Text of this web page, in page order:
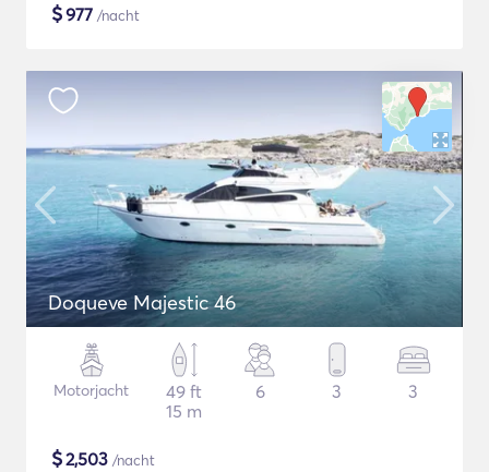
$977 /nacht
Doqueve Majestic 46
Motorjacht
49 ft
15 m
6 3 3
$2,503 /nacht